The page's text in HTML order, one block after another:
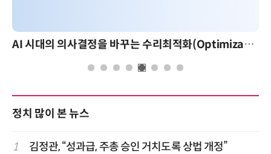
AI 시대의 의사결정을 바꾸는 수리최적화(Optimization): 실제 산업 적용 사례와 활용 전략
정치 많이 본 뉴스
1 김정관, “성과급, 주총 승인 거치도록 상법 개정”